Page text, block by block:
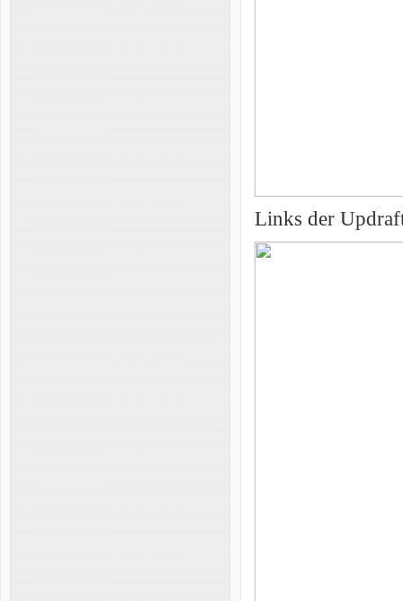
Links der